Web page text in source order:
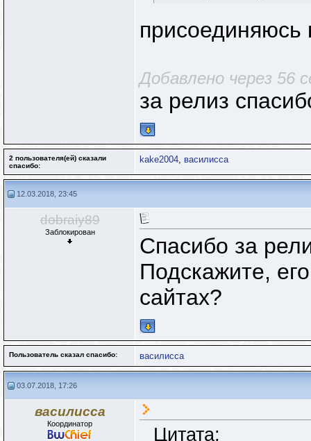
присоединяюсь
Добавлено через 56
за релиз
2 пользователя(ей) сказали
cпасибо:
kake2004, василисса
12.03.2018, 23:45
dobraiy89
Заблокирован
Спасибо за
Подскажите,
сайтах?
Пользователь сказал cпасибо: василисса
03.07.2018, 17:26
василисса
Координатор
Цитата: